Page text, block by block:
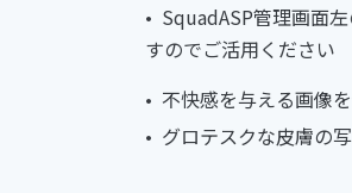
SquadASP管理画面
すのでご活用ください
不快感を与える画像
グロテスクな皮膚の